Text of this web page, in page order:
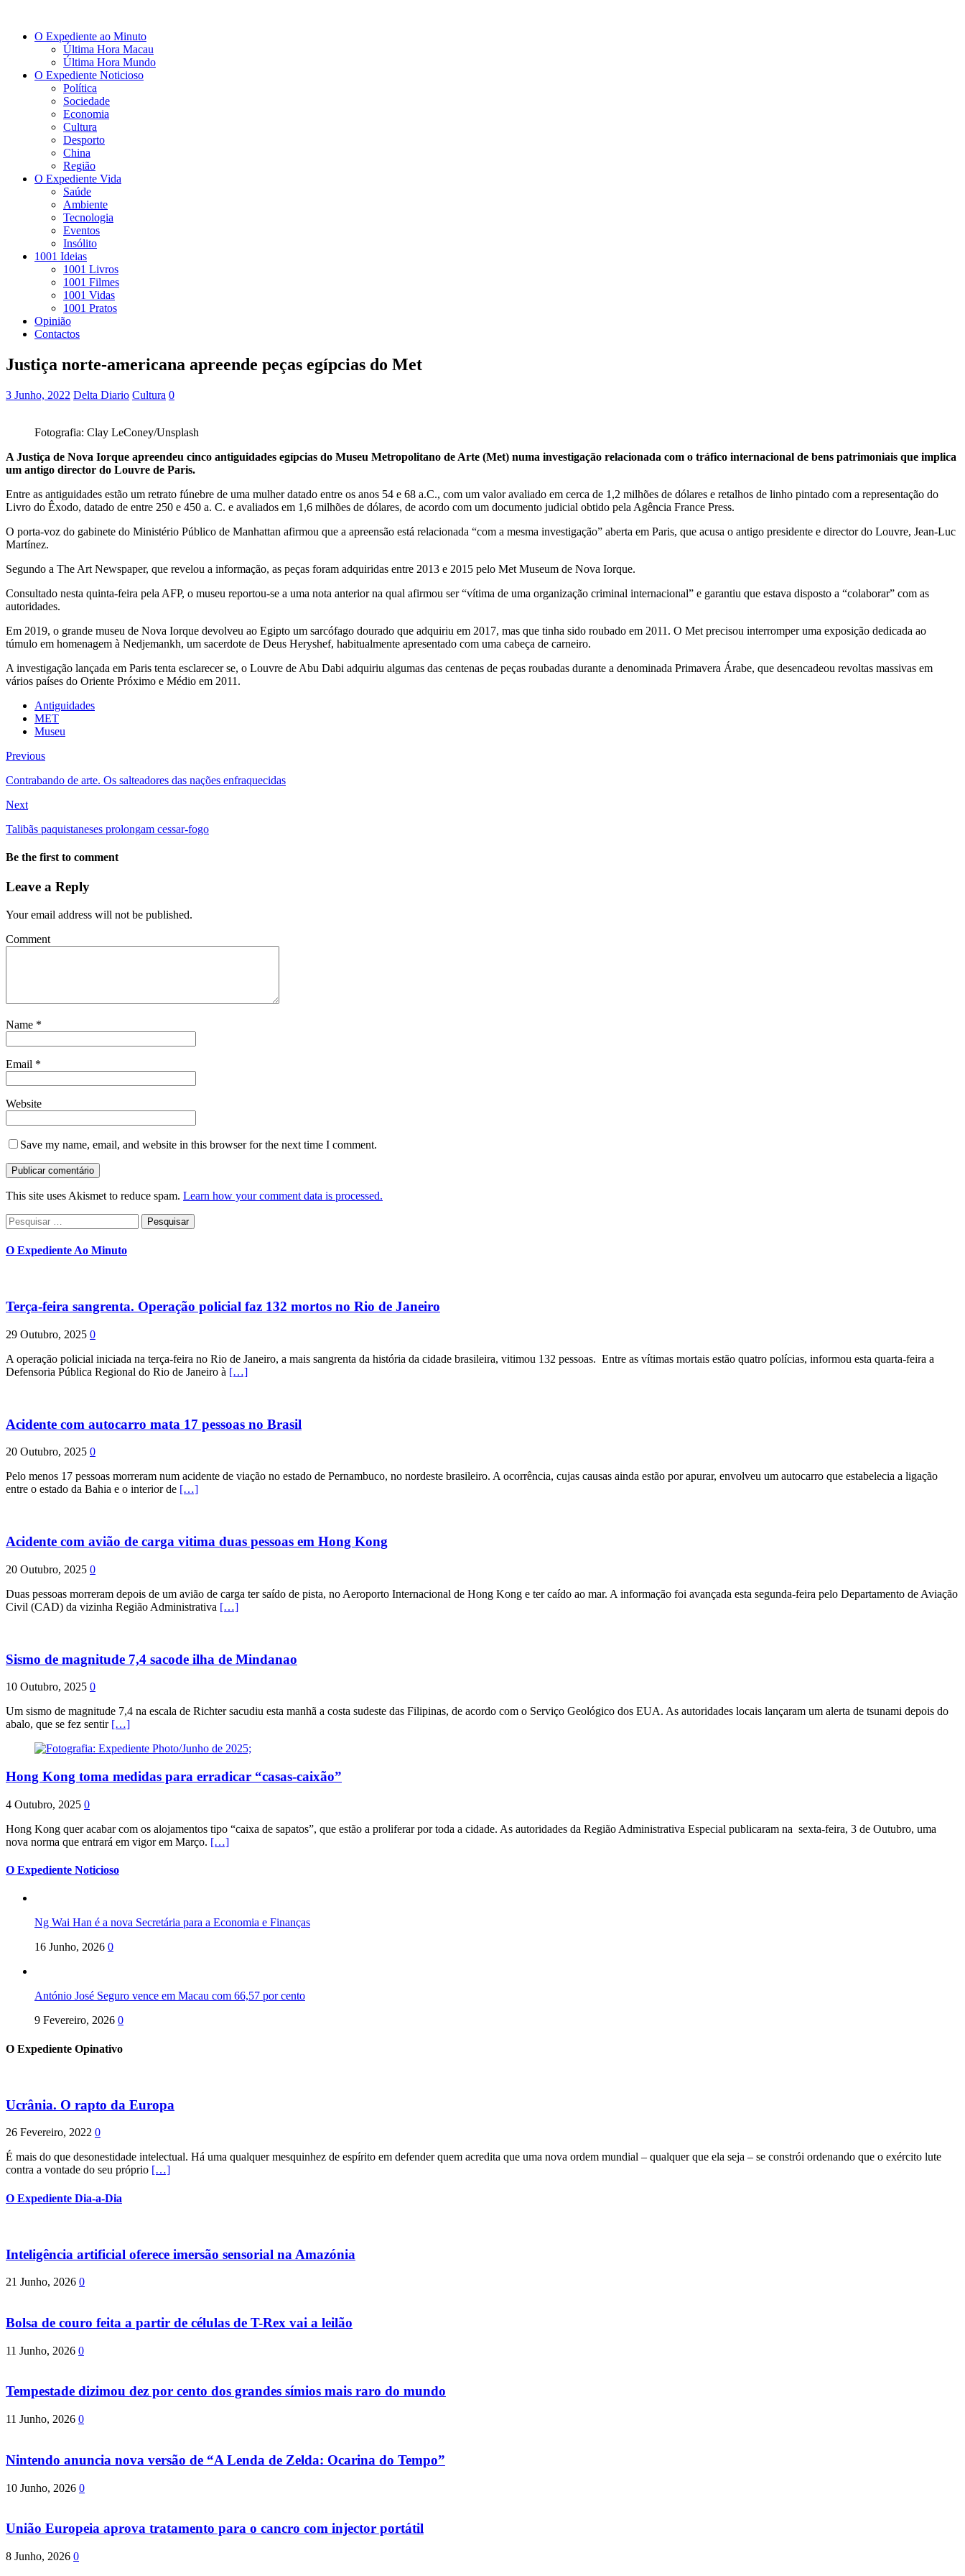
O Expediente ao Minuto
Última Hora Macau
Última Hora Mundo
O Expediente Noticioso
Política
Sociedade
Economia
Cultura
Desporto
China
Região
O Expediente Vida
Saúde
Ambiente
Tecnologia
Eventos
Insólito
1001 Ideias
1001 Livros
1001 Filmes
1001 Vidas
1001 Pratos
Opinião
Contactos
Justiça norte-americana apreende peças egípcias do Met
3 Junho, 2022 Delta Diario Cultura 0
Fotografia: Clay LeConey/Unsplash
A Justiça de Nova Iorque apreendeu cinco antiguidades egípcias do Museu Metropolitano de Arte (Met) numa investigação relacionada com o tráfico internacional de bens patrimoniais que implica
um antigo director do Louvre de Paris.
Entre as antiguidades estão um retrato fúnebre de uma mulher datado entre os anos 54 e 68 a.C., com um valor avaliado em cerca de 1,2 milhões de dólares e retalhos de linho pintado com a representação do
Livro do Êxodo, datado de entre 250 e 450 a. C. e avaliados em 1,6 milhões de dólares, de acordo com um documento judicial obtido pela Agência France Press.
O porta-voz do gabinete do Ministério Público de Manhattan afirmou que a apreensão está relacionada “com a mesma investigação” aberta em Paris, que acusa o antigo presidente e director do Louvre, Jean-Luc
Martínez.
Segundo a The Art Newspaper, que revelou a informação, as peças foram adquiridas entre 2013 e 2015 pelo Met Museum de Nova Iorque.
Consultado nesta quinta-feira pela AFP, o museu reportou-se a uma nota anterior na qual afirmou ser “vítima de uma organização criminal internacional” e garantiu que estava disposto a “colaborar” com as
autoridades.
Em 2019, o grande museu de Nova Iorque devolveu ao Egipto um sarcófago dourado que adquiriu em 2017, mas que tinha sido roubado em 2011. O Met precisou interromper uma exposição dedicada ao
túmulo em homenagem à Nedjemankh, um sacerdote de Deus Heryshef, habitualmente apresentado com uma cabeça de carneiro.
A investigação lançada em Paris tenta esclarecer se, o Louvre de Abu Dabi adquiriu algumas das centenas de peças roubadas durante a denominada Primavera Árabe, que desencadeou revoltas massivas em
vários países do Oriente Próximo e Médio em 2011.
Antiguidades
MET
Museu
Previous
Contrabando de arte. Os salteadores das nações enfraquecidas
Next
Talibãs paquistaneses prolongam cessar-fogo
Be the first to comment
Leave a Reply
Your email address will not be published.
Comment
Name *
Email *
Website
Save my name, email, and website in this browser for the next time I comment.
This site uses Akismet to reduce spam. Learn how your comment data is processed.
Pesquisar
por:
O Expediente Ao Minuto
Terça-feira sangrenta. Operação policial faz 132 mortos no Rio de Janeiro
29 Outubro, 2025 0
A operação policial iniciada na terça-feira no Rio de Janeiro, a mais sangrenta da história da cidade brasileira, vitimou 132 pessoas. Entre as vítimas mortais estão quatro polícias, informou esta quarta-feira a
Defensoria Pública Regional do Rio de Janeiro à […]
Acidente com autocarro mata 17 pessoas no Brasil
20 Outubro, 2025 0
Pelo menos 17 pessoas morreram num acidente de viação no estado de Pernambuco, no nordeste brasileiro. A ocorrência, cujas causas ainda estão por apurar, envolveu um autocarro que estabelecia a ligação
entre o estado da Bahia e o interior de […]
Acidente com avião de carga vitima duas pessoas em Hong Kong
20 Outubro, 2025 0
Duas pessoas morreram depois de um avião de carga ter saído de pista, no Aeroporto Internacional de Hong Kong e ter caído ao mar. A informação foi avançada esta segunda-feira pelo Departamento de Aviação
Civil (CAD) da vizinha Região Administrativa […]
Sismo de magnitude 7,4 sacode ilha de Mindanao
10 Outubro, 2025 0
Um sismo de magnitude 7,4 na escala de Richter sacudiu esta manhã a costa sudeste das Filipinas, de acordo com o Serviço Geológico dos EUA. As autoridades locais lançaram um alerta de tsunami depois do
abalo, que se fez sentir […]
Hong Kong toma medidas para erradicar “casas-caixão”
4 Outubro, 2025 0
Hong Kong quer acabar com os alojamentos tipo “caixa de sapatos”, que estão a proliferar por toda a cidade. As autoridades da Região Administrativa Especial publicaram na sexta-feira, 3 de Outubro, uma
nova norma que entrará em vigor em Março. […]
O Expediente Noticioso
Ng Wai Han é a nova Secretária para a Economia e Finanças
16 Junho, 2026 0
António José Seguro vence em Macau com 66,57 por cento
9 Fevereiro, 2026 0
O Expediente Opinativo
Ucrânia. O rapto da Europa
26 Fevereiro, 2022 0
É mais do que desonestidade intelectual. Há uma qualquer mesquinhez de espírito em defender quem acredita que uma nova ordem mundial – qualquer que ela seja – se constrói ordenando que o exército lute
contra a vontade do seu próprio […]
O Expediente Dia-a-Dia
Inteligência artificial oferece imersão sensorial na Amazónia
21 Junho, 2026 0
Bolsa de couro feita a partir de células de T-Rex vai a leilão
11 Junho, 2026 0
Tempestade dizimou dez por cento dos grandes símios mais raro do mundo
11 Junho, 2026 0
Nintendo anuncia nova versão de “A Lenda de Zelda: Ocarina do Tempo”
10 Junho, 2026 0
União Europeia aprova tratamento para o cancro com injector portátil
8 Junho, 2026 0